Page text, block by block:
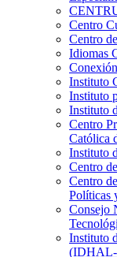
Centro
Centro
Idiomas
Instituto
Instituto
Instituto
Centro
Católica
Instituto
Centro
Centro
Políticas
Consejo
Instituto